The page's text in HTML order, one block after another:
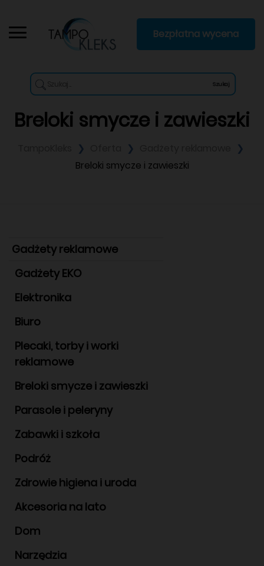
Szukaj
Bezpłatna wycena
Breloki smycze i zawieszki
Breloki smycze i zawieszki
Gadżety reklamowe
Gadżety EKO
Elektronika
Biuro
Plecaki, torby i worki
reklamowe
Breloki smycze i zawieszki
Parasole i peleryny
Zabawki i szkoła
Podróż
Zdrowie higiena i uroda
Akcesoria na lato
Dom
Narzędzia